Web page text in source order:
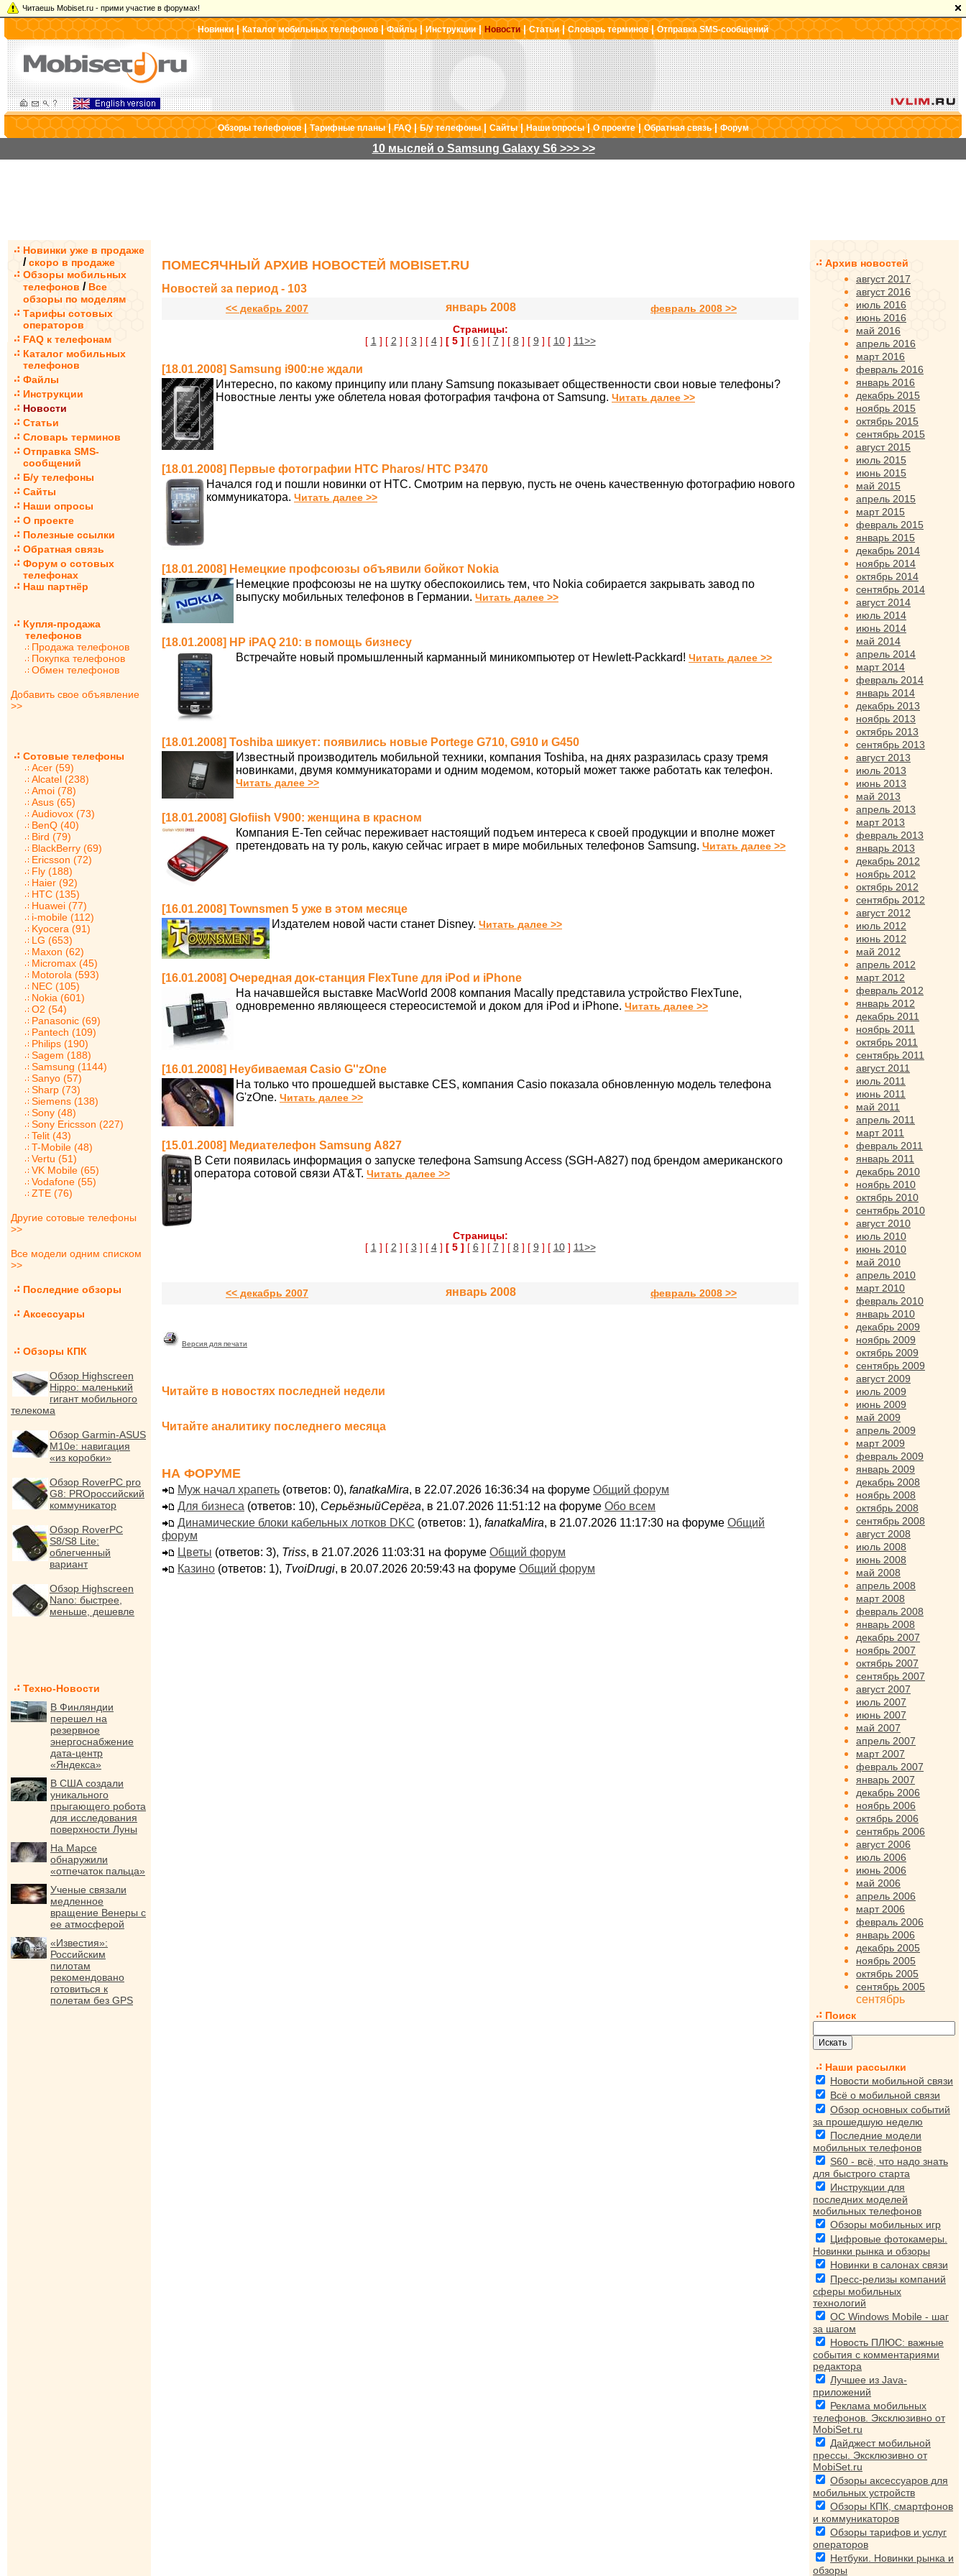
Читаешь Mobiset.ru - прими участие в форумах!
Новинки|Каталог мобильных телефонов|Файлы|Инструкции| Новости|Статьи|Словарь терминов|Отправка SMS-сообщений
Обзоры телефонов|Тарифные планы|FAQ|Б/у телефоны| Сайты|Наши опросы|О проекте|Обратная связь|Форум
10 мыслей о Samsung Galaxy S6 >>> >>
Новинки уже в продаже
/ скоро в продаже
Обзоры мобильных
телефонов / Все
обзоры по моделям
Тарифы сотовых
операторов
FAQ к телефонам
Каталог мобильных
телефонов
Файлы
Инструкции
Новости
Статьи
Словарь терминов
Отправка SMS-
сообщений
Б/у телефоны
Сайты
Наши опросы
О проекте
Полезные ссылки
Обратная связь
Форум о сотовых
телефонах
Наш партнёр
Купля-продажа
телефонов
Продажа телефонов
Покупка телефонов
Обмен телефонов
Добавить свое объявление
>>
Сотовые телефоны
Acer (59)
Alcatel (238)
Amoi (78)
Asus (65)
Audiovox (73)
BenQ (40)
Bird (79)
BlackBerry (69)
Ericsson (72)
Fly (188)
Haier (92)
HTC (135)
Huawei (77)
i-mobile (112)
Kyocera (91)
LG (653)
Maxon (62)
Micromax (45)
Motorola (593)
NEC (105)
Nokia (601)
O2 (54)
Panasonic (69)
Pantech (109)
Philips (190)
Sagem (188)
Samsung (1144)
Sanyo (57)
Sharp (73)
Siemens (138)
Sony (48)
Sony Ericsson (227)
Telit (43)
T-Mobile (48)
Vertu (51)
VK Mobile (65)
Vodafone (55)
ZTE (76)
Другие сотовые телефоны
>>
Все модели одним списком
>>
Последние обзоры
Аксессуары
Обзоры КПК
Обзор Highscreen
Hippo: маленький
гигант мобильного
телекома
Обзор Garmin-ASUS
M10e: навигация
«из коробки»
Обзор RoverPC pro
G8: PROроссийский
коммуникатор
Обзор RoverPC
S8/S8 Lite:
облегченный
вариант
Обзор Highscreen
Nano: быстрее,
меньше, дешевле
Техно-Новости
В Финляндии
перешел на
резервное
энергоснабжение
дата-центр
«Яндекса»
В США создали
уникального
прыгающего робота
для исследования
поверхности Луны
На Марсе
обнаружили
«отпечаток пальца»
Ученые связали
медленное
вращение Венеры с
ее атмосферой
«Известия»:
Российским
пилотам
рекомендовано
готовиться к
полетам без GPS
ПОМЕСЯЧНЫЙ АРХИВ НОВОСТЕЙ MOBISET.RU
Новостей за период - 103
<< декабрь 2007 январь 2008
февраль 2008 >>
Страницы:
[ 1 ] [ 2 ] [ 3 ] [ 4] [ 5 ] [ 6 ] [ 7 ] [ 8 ] [ 9 ] [ 10] 11>>
[18.01.2008] Samsung i900:не ждали
Интересно, по какому принципу или плану Samsung показывает общественности свои новые телефоны?
Новостные ленты уже облетела новая фотография тачфона от Samsung. Читать далее >>
[18.01.2008] Первые фотографии HTC Pharos/ HTC P3470
Начался год и пошли новинки от HTC. Смотрим на первую, пусть не очень качественную фотографию нового
коммуникатора. Читать далее >>
[18.01.2008] Немецкие профсоюзы объявили бойкот Nokia
Немецкие профсоюзы не на шутку обеспокоились тем, что Nokia собирается закрывать завод по
выпуску мобильных телефонов в Германии. Читать далее >>
[18.01.2008] HP iPAQ 210: в помощь бизнесу
Встречайте новый промышленный карманный миникомпьютер от Hewlett-Packkard! Читать далее >>
[18.01.2008] Toshiba шикует: появились новые Portege G710, G910 и G450
Известный производитель мобильной техники, компания Toshiba, на днях разразилась сразу тремя
новинками, двумя коммуникаторами и одним модемом, который может также работать как телефон.
Читать далее >>
[18.01.2008] Glofiish V900: женщина в красном
Компания E-Ten сейчас переживает настоящий подъем интереса к своей продукции и вполне может
претендовать на ту роль, какую сейчас играет в мире мобильных телефонов Samsung. Читать далее >>
[16.01.2008] Townsmen 5 уже в этом месяце
Издателем новой части станет Disney. Читать далее >>
[16.01.2008] Очередная док-станция FlexTune для iPod и iPhone
На начавшейся выставке MacWorld 2008 компания Macally представила устройство FlexTune,
одновременно являющееся стереосистемой и доком для iPod и iPhone. Читать далее >>
[16.01.2008] Неубиваемая Casio G''zOne
На только что прошедшей выставке CES, компания Casio показала обновленную модель телефона
G'zOne. Читать далее >>
[15.01.2008] Медиателефон Samsung A827
В Сети появилась информация о запуске телефона Samsung Access (SGH-A827) под брендом американского
оператора сотовой связи AT&T. Читать далее >>
Страницы:
[ 1 ] [ 2 ] [ 3 ] [ 4] [ 5 ] [ 6 ] [ 7 ] [ 8 ] [ 9 ] [ 10] 11>>
<< декабрь 2007 январь 2008 февраль 2008 >>
Версия для печати
Читайте в новостях последней недели
Читайте аналитику последнего месяца
НА ФОРУМЕ
Муж начал храпеть (ответов: 0), fanatkaMira, в 22.07.2026 16:36:34 на форуме Общий форум
Для бизнеса (ответов: 10), СерьёзныйСерёга, в 21.07.2026 11:51:12 на форуме Обо всем
Динамические блоки кабельных лотков DKC (ответов: 1), fanatkaMira, в 21.07.2026 11:17:30 на форуме Общий
форум
Цветы (ответов: 3), Triss, в 21.07.2026 11:03:31 на форуме Общий форум
Казино (ответов: 1), TvoiDrugi, в 20.07.2026 20:59:43 на форуме Общий форум
Архив новостей
август 2017
август 2016
июль 2016
июнь 2016
май 2016
апрель 2016
март 2016
февраль 2016
январь 2016
декабрь 2015
ноябрь 2015
октябрь 2015
сентябрь 2015
август 2015
июль 2015
июнь 2015
май 2015
апрель 2015
март 2015
февраль 2015
январь 2015
декабрь 2014
ноябрь 2014
октябрь 2014
сентябрь 2014
август 2014
июль 2014
июнь 2014
май 2014
апрель 2014
март 2014
февраль 2014
январь 2014
декабрь 2013
ноябрь 2013
октябрь 2013
сентябрь 2013
август 2013
июль 2013
июнь 2013
май 2013
апрель 2013
март 2013
февраль 2013
январь 2013
декабрь 2012
ноябрь 2012
октябрь 2012
сентябрь 2012
август 2012
июль 2012
июнь 2012
май 2012
апрель 2012
март 2012
февраль 2012
январь 2012
декабрь 2011
ноябрь 2011
октябрь 2011
сентябрь 2011
август 2011
июль 2011
июнь 2011
май 2011
апрель 2011
март 2011
февраль 2011
январь 2011
декабрь 2010
ноябрь 2010
октябрь 2010
сентябрь 2010
август 2010
июль 2010
июнь 2010
май 2010
апрель 2010
март 2010
февраль 2010
январь 2010
декабрь 2009
ноябрь 2009
октябрь 2009
сентябрь 2009
август 2009
июль 2009
июнь 2009
май 2009
апрель 2009
март 2009
февраль 2009
январь 2009
декабрь 2008
ноябрь 2008
октябрь 2008
сентябрь 2008
август 2008
июль 2008
июнь 2008
май 2008
апрель 2008
март 2008
февраль 2008
январь 2008
декабрь 2007
ноябрь 2007
октябрь 2007
сентябрь 2007
август 2007
июль 2007
июнь 2007
май 2007
апрель 2007
март 2007
февраль 2007
январь 2007
декабрь 2006
ноябрь 2006
октябрь 2006
сентябрь 2006
август 2006
июль 2006
июнь 2006
май 2006
апрель 2006
март 2006
февраль 2006
январь 2006
декабрь 2005
ноябрь 2005
октябрь 2005
сентябрь 2005
сентябрь
Поиск
Наши рассылки
Новости мобильной связи
Всё о мобильной связи
Обзор основных событий
за прошедшую неделю
Последние модели
мобильных телефонов
S60 - всё, что надо знать
для быстрого старта
Инструкции для
последних моделей
мобильных телефонов
Обзоры мобильных игр
Цифровые фотокамеры.
Новинки рынка и обзоры
Новинки в салонах связи
Пресс-релизы компаний
сферы мобильных
технологий
ОС Windows Mobile - шаг
за шагом
Новость ПЛЮС: важные
события с комментариями
редактора
Лучшее из Java-
приложений
Реклама мобильных
телефонов. Эксклюзивно от
MobiSet.ru
Дайджест мобильной
прессы. Эксклюзивно от
MobiSet.ru
Обзоры аксессуаров для
мобильных устройств
Обзоры КПК, смартфонов
и коммуникаторов
Обзоры тарифов и услуг
операторов
Нетбуки. Новинки рынка и
обзоры